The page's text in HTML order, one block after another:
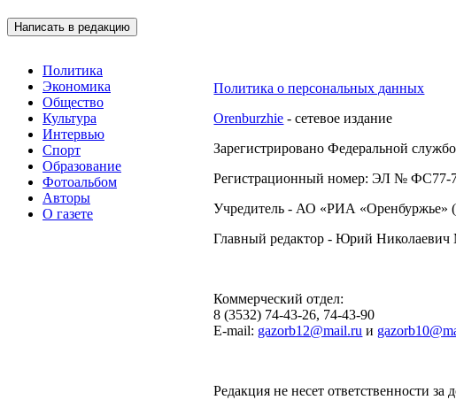
Написать в редакцию
Политика
Экономика
Общество
Культура
Интервью
Спорт
Образование
Фотоальбом
Авторы
О газете
Политика о персональных данных
Orenburzhie - сетевое издание
Зарегистрировано Федеральной
Регистрационный номер: ЭЛ № ФС77-
Учредитель - АО «РИА «Оренбуржье»
Главный редактор - Юрий
Коммерческий отдел:
8 (3532) 74-43-26, 74-43-90
E-mail: gazorb12@mail.ru и
Редакция не несет ответственности